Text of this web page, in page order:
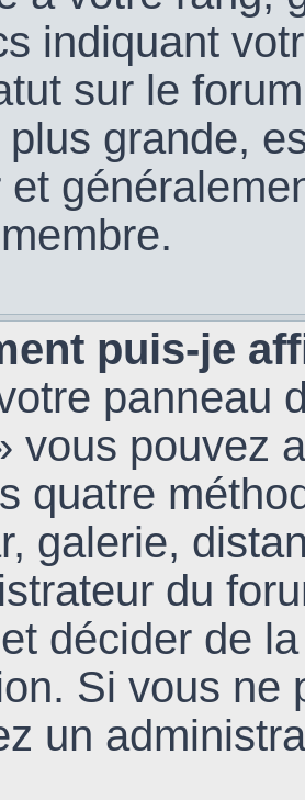
indiquant
sur le
grande,
et
puis-je
panneau
vous pouvez
quatre
galerie,
du
décider de
Si vous ne
un